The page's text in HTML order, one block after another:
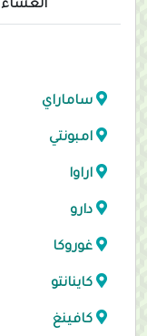
العشاء
ساماراي
امبونتي
اراوا
دارو
غوروكا
كاينانتو
كافينغ